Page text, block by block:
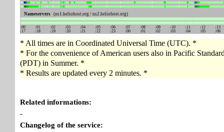
Nameservers (ns1.heliohost.org / ns2.heliohost.org)
00 01 02 03 04 05 06 07 08 09 10 11 12
13
17
18 19 20 21 22 23 00 01 02 03 04 05 06
* All times are in Coordinated Universal Time (UTC). *
* For the convenience of American users also in Pacific
(PDT) in Summer. *
* Results are updated every 2 minutes. *
Related informations:
-
Changelog of the service: